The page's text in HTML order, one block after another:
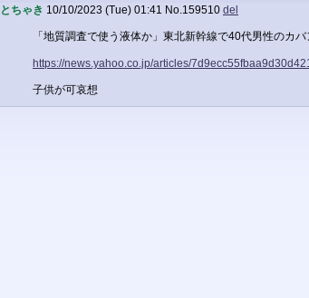
とちゃき 10/10/2023 (Tue) 01:41 No.159510 del
「地質調査で使う液体か」東北新幹線で40代男性のカ
https://news.yahoo.co.jp/articles/
子供が可哀想